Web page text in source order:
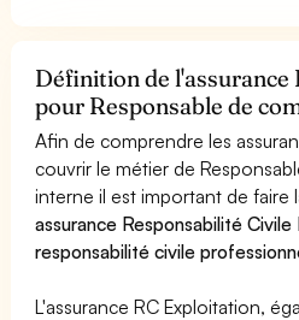
Définition de
pour Responsable de
Afin de comprendre les
couvrir le métier de
interne il est important de faire
assurance Responsabilité
responsabilité civile
L'assurance RC Exploitation,